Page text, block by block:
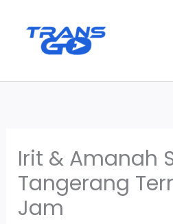
Irit & Amanah
Tangerang
Jam